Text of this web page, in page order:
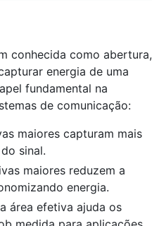
conhecida como abertura,
energia de uma
fundamental na
de comunicação:
maiores capturam mais
sinal.
maiores reduzem a
energia.
área efetiva ajuda os